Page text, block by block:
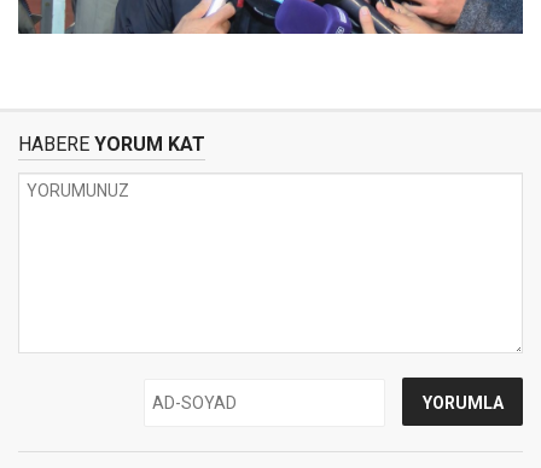
HABERE YORUM KAT